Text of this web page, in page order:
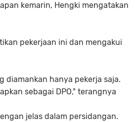
kemarin, Hengki mengatakan
pekerjaan ini dan mengakui
diamankan hanya pekerja saja.
sebagai DPO," terangnya
jelas dalam persidangan.